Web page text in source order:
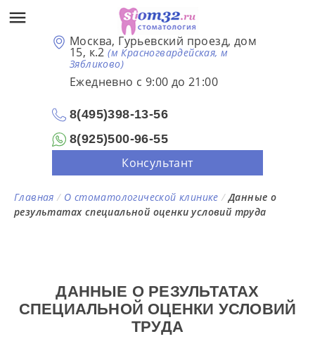
Москва, Гурьевский проезд, дом
15, к.2 (м Красногвардейская, м
Зябликово)
Ежедневно с 9:00 до 21:00
8(495)398-13-56
8(925)500-96-55
Консультант
Главная / О стоматологической клинике / Данные о
результатах специальной оценки условий труда
ДАННЫЕ О РЕЗУЛЬТАТАХ
СПЕЦИАЛЬНОЙ ОЦЕНКИ УСЛОВИЙ
ТРУДА